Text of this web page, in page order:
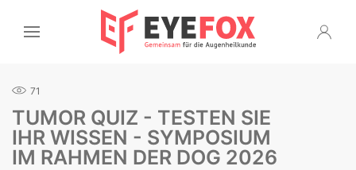
71
TUMOR QUIZ - TESTEN SIE
IHR WISSEN - SYMPOSIUM
IM RAHMEN DER DOG 2026